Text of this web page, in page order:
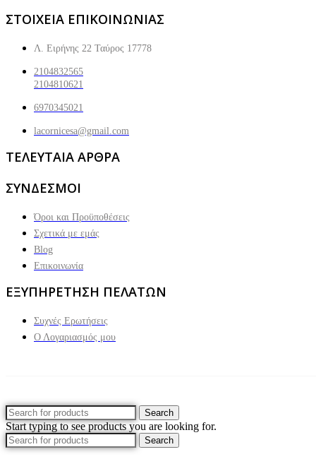
ΣΤΟΙΧΕΙΑ ΕΠΙΚΟΙΝΩΝΙΑΣ
Λ. Ειρήνης 22 Ταύρος 17778
2104832565
2104810621
6970345021
lacornicesa@gmail.com
ΤΕΛΕΥΤΑΙΑ ΑΡΘΡΑ
ΣΥΝΔΕΣΜΟΙ
Όροι και Προϋποθέσεις
Σχετικά με εμάς
Blog
Επικοινωνία
ΕΞΥΠΗΡΕΤΗΣΗ ΠΕΛΑΤΩΝ
Συχνές Ερωτήσεις
Ο Λογαριασμός μου
Search
Start typing to see products you are looking for.
Search